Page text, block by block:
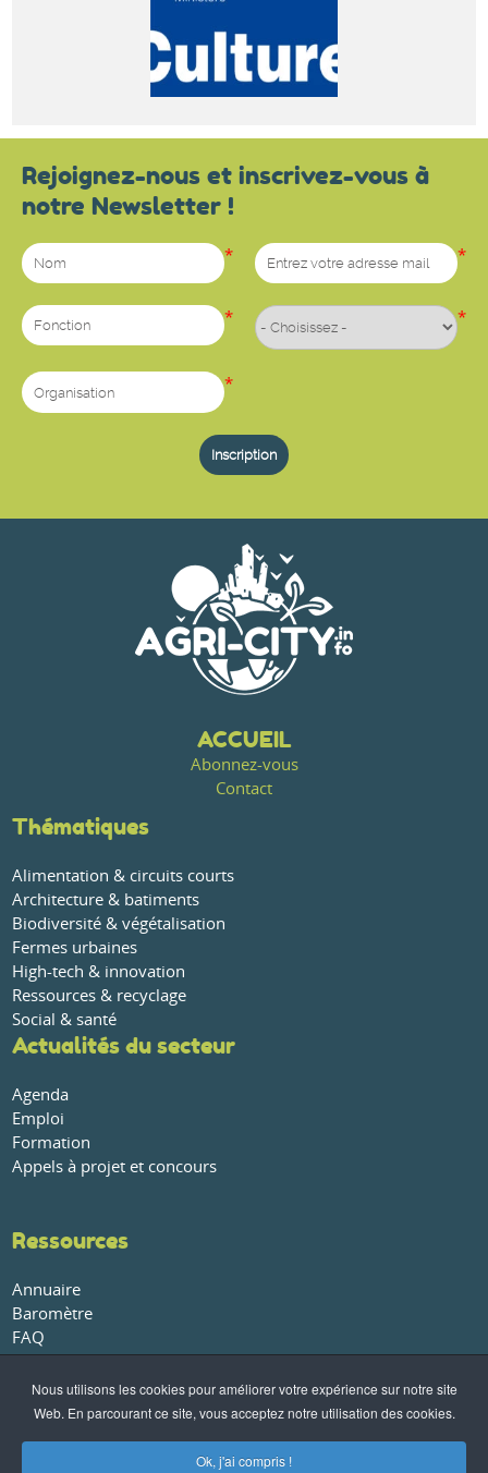
Rejoignez-nous et inscrivez-vous à
notre Newsletter !
ACCUEIL
Abonnez-vous
Contact
Thématiques
Alimentation & circuits courts
Architecture & batiments
Biodiversité & végétalisation
Fermes urbaines
High-tech & innovation
Ressources & recyclage
Social & santé
Actualités du secteur
Agenda
Emploi
Formation
Appels à projet et concours
Ressources
Annuaire
Baromètre
FAQ
Glossaire
Publications et rapports
À propos
Nous utilisons les cookies pour améliorer votre expérience sur notre site
Web. En parcourant ce site, vous acceptez notre utilisation des cookies.
Ok, j'ai compris !